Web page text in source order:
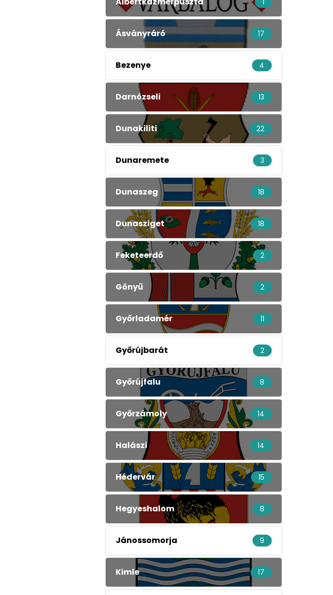
1
Ásványráró 17
Bezenye 4
Darnózseli 13
Dunakiliti 22
Dunaremete 3
Dunaszeg 18
Dunasziget 18
Feketeerdő 2
Gönyű 2
Győrladamér 11
Győrújbarát 2
Győrújfalu 8
Győrzámoly 14
Halászi 14
Hédervár 15
Hegyeshalom 8
Jánossomorja 9
Kimle 17